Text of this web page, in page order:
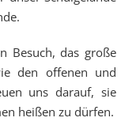
Besuch, das große
den offenen und
uns darauf, sie
heißen zu dürfen.